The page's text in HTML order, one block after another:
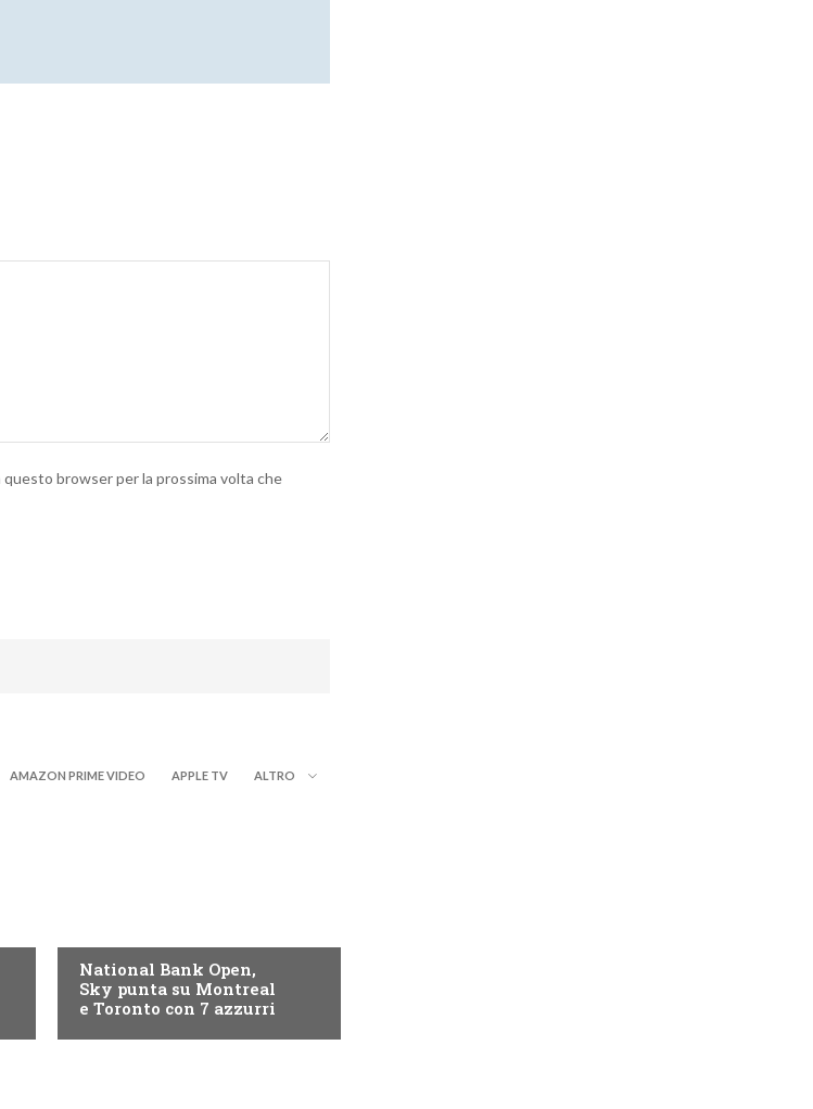
questo browser per la prossima volta che
AMAZON PRIME VIDEO APPLE TV ALTRO
National Bank Open,
Sky punta su Montreal
e Toronto con 7 azzurri